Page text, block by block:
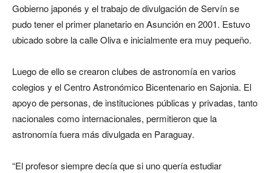
Gobierno japonés y el trabajo de divulgación de Servín se
pudo tener el primer planetario en Asunción en 2001. Estuvo
ubicado sobre la calle Oliva e inicialmente era muy pequeño.
Luego de ello se crearon clubes de astronomía en varios
colegios y el Centro Astronómico Bicentenario en Sajonia. El
apoyo de personas, de instituciones públicas y privadas, tanto
nacionales como internacionales, permitieron que la
astronomía fuera más divulgada en Paraguay.
“El profesor siempre decía que si uno quería estudiar